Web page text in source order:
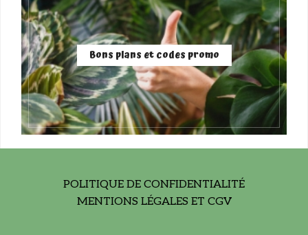
Bons plans et codes promo
POLITIQUE DE CONFIDENTIALITÉ
MENTIONS LÉGALES ET CGV